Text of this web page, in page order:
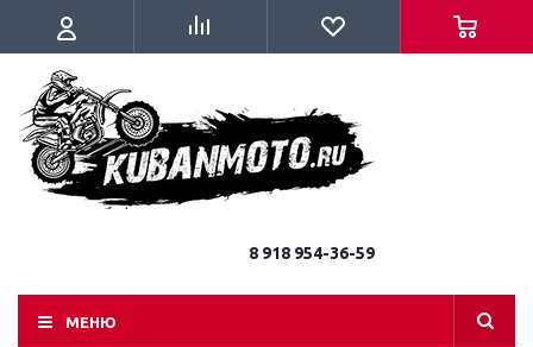
8 918 954-36-59
МЕНЮ